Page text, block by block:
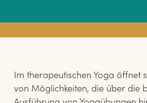
Im therapeutischen Yoga öffnet
von Möglichkeiten, die über die